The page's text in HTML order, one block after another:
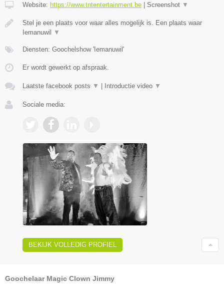
Website: https://www.tntentertainment.be Screenshot ▼
Stel je een plaats voor waar alles mogelijk is. Een plaats waar
Iemanuwil
▼
Diensten: Goochelshow 'Iemanuwil'
Er wordt gewerkt op afspraak.
Laatste facebook posts ▼ Introductie video ▼
Sociale media:
BEKIJK VOLLEDIG PROFIEL
Goochelaar Magic Clown Jimmy